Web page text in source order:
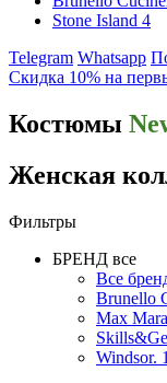
Stone Island 4
Telegram Whatsapp
Скидка 10% на
Костюмы
Женская
Фильтры
БРЕНД все
Все
Brunello
Max Mara
Windsor. 1